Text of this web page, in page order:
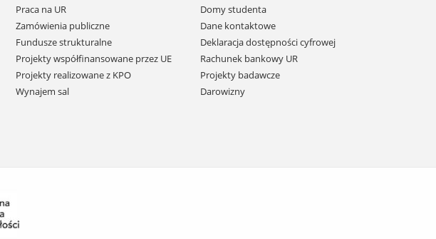
Praca na UR
Zamówienia publiczne
Fundusze strukturalne
Projekty współfinansowane przez UE
Projekty realizowane z KPO
Wynajem sal
Domy studenta
Dane kontaktowe
Deklaracja dostępności cyfrowej
Rachunek bankowy UR
Projekty badawcze
Darowizny